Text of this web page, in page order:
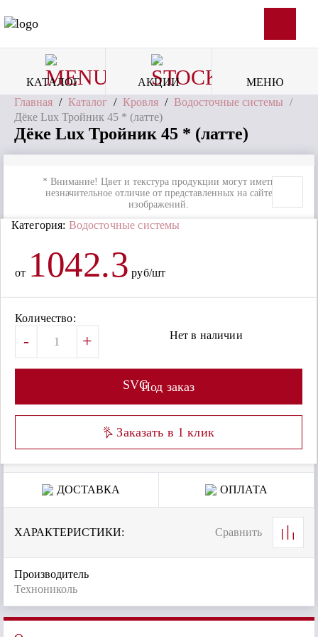
КАТАЛОГ АКЦИИ
МЕНЮ
Главная / Каталог / Кровля / Водосточные системы /
Дёке Lux Тройник 45 * (латте)
Дёке Lux Тройник 45 * (латте)
* Внимание! Цвет и текстура продукции могут иметь
незначительное отличие от представленных на сайте
изображений.
Категория: Водосточные системы
от 1042.3 руб/шт
Количество:
- + Нет в наличии
SVGПод заказ
Заказать в 1 клик
ДОСТАВКА ОПЛАТА
ХАРАКТЕРИСТИКИ: Сравнить
Производитель
Технониколь